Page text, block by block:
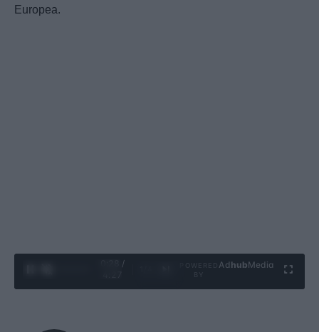
Europea.
0:29 /
Ad hubMedia